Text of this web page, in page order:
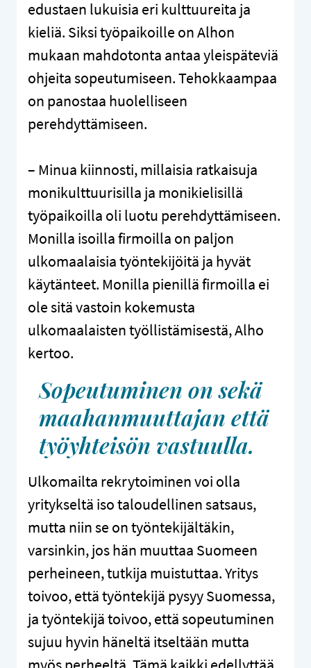
edustaen lukuisia eri kulttuureita ja
kieliä. Siksi työpaikoille on Alhon
mukaan mahdotonta antaa yleispäteviä
ohjeita sopeutumiseen. Tehokkaampaa
on panostaa huolelliseen
perehdyttämiseen.
– Minua kiinnosti, millaisia ratkaisuja
monikulttuurisilla ja monikielisillä
työpaikoilla oli luotu perehdyttämiseen.
Monilla isoilla firmoilla on paljon
ulkomaalaisia työntekijöitä ja hyvät
käytänteet. Monilla pienillä firmoilla ei
ole sitä vastoin kokemusta
ulkomaalaisten työllistämisestä, Alho
kertoo.
Sopeutuminen on sekä
maahanmuuttajan että
työyhteisön vastuulla.
Ulkomailta rekrytoiminen voi olla
yritykseltä iso taloudellinen satsaus,
mutta niin se on työntekijältäkin,
varsinkin, jos hän muuttaa Suomeen
perheineen, tutkija muistuttaa. Yritys
toivoo, että työntekijä pysyy Suomessa,
ja työntekijä toivoo, että sopeutuminen
sujuu hyvin häneltä itseltään mutta